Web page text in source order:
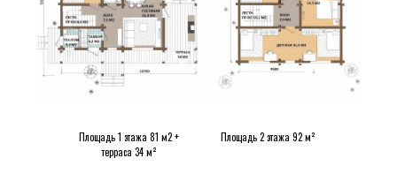
Площадь 1 этажа 81 м2 +
терраса 34 м²
Площадь 2 этажа 92 м²